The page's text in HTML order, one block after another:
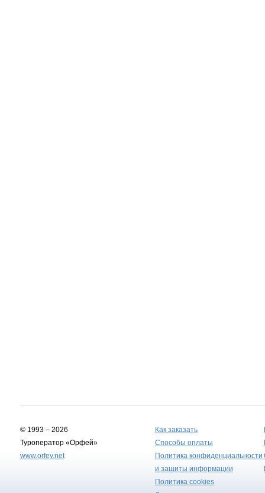
© 1993 – 2026
Туроператор «Орфей»
www.orfey.net
Как заказать
Способы оплаты
Политика конфиденциальности
и защиты информации
Политика cookies